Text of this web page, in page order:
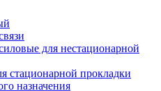
для нестационарной
стационарной прокладки
назначения